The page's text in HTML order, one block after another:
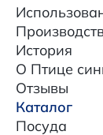
История
О Птице
Отзывы
Каталог
Посуда